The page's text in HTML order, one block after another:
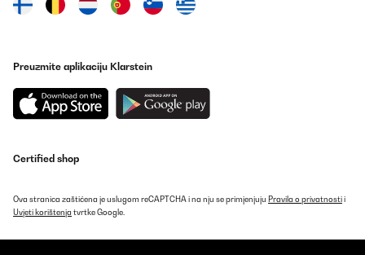
top !
Prevedi
Prodotto robusto si vede la qualità
Utente Amazon
Prevedi
Preuzmite aplikaciju Klarstein
Certified shop
Ova stranica zaštićena je uslugom reCAPTCHA i na nju se primjenjuju Pravila o privatnostii
Uvjeti korištenja tvrtke Google.